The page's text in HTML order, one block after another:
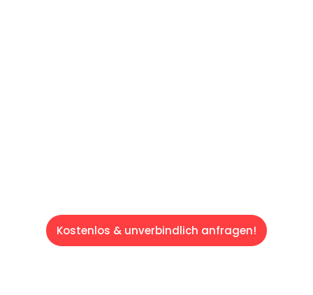
Kostenlos & unverbindlich anfragen!